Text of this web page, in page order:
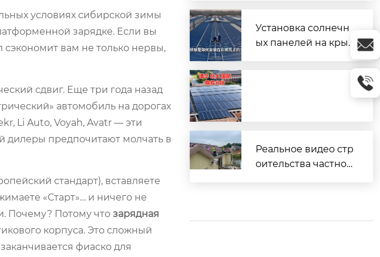
условиях сибирской зимы
зарядке. Если вы
сэкономит вам не только нервы,
сдвиг. Еще три года назад
автомобиль на дорогах
Li Auto, Voyah, Avatr — эти
дилеры предпочитают молчать в
стандарт), вставляете
«Старт»… и ничего не
Почему? Потому что зарядная
корпуса. Это сложный
фиаско для
Установка солнечн
ых панелей на кры
(металлочерепицы)
Реальное видео стр
оительства частног